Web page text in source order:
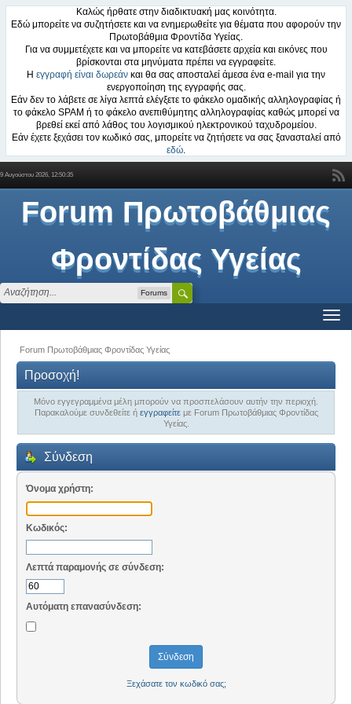
Καλώς ήρθατε στην διαδικτυακή μας κοινότητα.
Εδώ μπορείτε να συζητήσετε και να ενημερωθείτε για θέματα που αφορούν την
Πρωτοβάθμια Φροντίδα Υγείας.
Για να συμμετέχετε και να μπορείτε να κατεβάσετε αρχεία και εικόνες που
βρίσκονται στα μηνύματα πρέπει να εγγραφείτε.
Η εγγραφή είναι δωρεάν και θα σας αποσταλεί άμεσα ένα e-mail για την
ενεργοποίηση της εγγραφής σας.
Εάν δεν το λάβετε σε λίγα λεπτά ελέγξετε το φάκελο ομαδικής αλληλογραφίας ή
το φάκελο SPAM ή το φάκελο ανεπιθύμητης αλληλογραφίας καθώς μπορεί να
βρεθεί εκεί από λάθος του λογισμικού ηλεκτρονικού ταχυδρομείου.
Εάν έχετε ξεχάσει τον κωδικό σας, μπορείτε να ζητήσετε να σας ξανασταλεί από
εδώ.
9 Αυγούστου 2026, 12:50:35
Forum Πρωτοβάθμιας
Φροντίδας Υγείας
Forums
Forum Πρωτοβάθμιας Φροντίδας Υγείας
Προσοχή!
Μόνο εγγεγραμμένα μέλη μπορούν να προσπελάσουν αυτήν την περιοχή.
Παρακαλούμε συνδεθείτε ή εγγραφείτεμε Forum Πρωτοβάθμιας Φροντίδας
Υγείας.
Σύνδεση
Όνομα χρήστη:
Κωδικός:
Λεπτά παραμονής σε σύνδεση:
Αυτόματη επανασύνδεση:
Ξεχάσατε τον κωδικό σας;